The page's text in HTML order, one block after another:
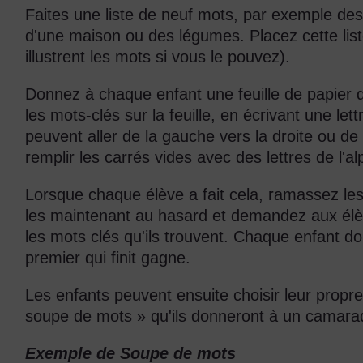
Faites une liste de neuf mots, par exemple
d'une maison ou des légumes. Placez cette
illustrent les mots si vous le pouvez).
Donnez à chaque enfant une feuille de papier
les mots-clés sur la feuille, en écrivant une
peuvent aller de la gauche vers la droite ou
remplir les carrés vides avec des lettres de
Lorsque chaque élève a fait cela, ramassez
les maintenant au hasard et demandez aux
les mots clés qu'ils trouvent. Chaque enfant
premier qui finit gagne.
Les enfants peuvent ensuite choisir leur
soupe de mots » qu'ils donneront à un
Exemple de Soupe de mots